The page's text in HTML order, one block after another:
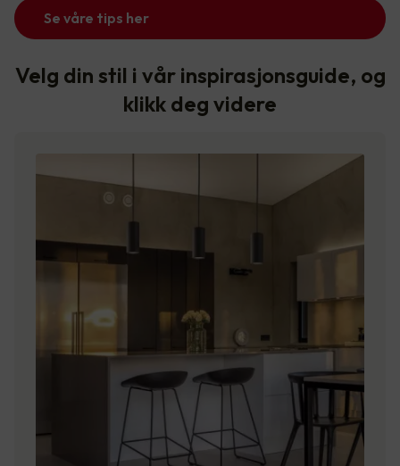
Se våre tips her
Velg din stil i vår inspirasjonsguide, og
klikk deg videre